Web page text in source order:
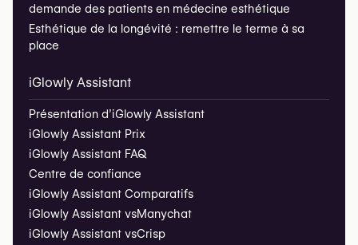
demande des patients en médecine esthétique
Esthétique de la longévité : remettre le terme à sa
place
iGlowly Assistant
Présentation d’iGlowly Assistant
iGlowly Assistant Prix
iGlowly Assistant FAQ
Centre de confiance
iGlowly Assistant Comparatifs
iGlowly Assistant vsManychat
iGlowly Assistant vsCrisp